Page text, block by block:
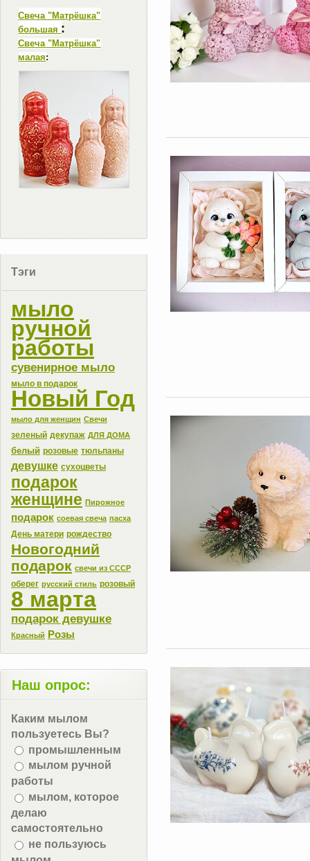
Свеча "Матрёшка"
большая :
Свеча "Матрёшка"
малая:
Тэги
мыло
ручной
работы
сувенирное мыло
мыло в подарок
Новый Год
мыло для женщин Свечи
зеленый декупаж ДЛЯ ДОМА
белый розовые тюльпаны
девушке сухоцветы
подарок
женщине Пирожное
подарок соевая свеча пасха
День матери рождество
Новогодний
подарок свечи из СССР
оберег русский стиль розовый
8 марта
подарок девушке
Красный Розы
Наш опрос:
Каким мылом
пользуетесь Вы?
промышленным
мылом ручной
работы
мылом, которое
делаю
самостоятельно
не пользуюсь